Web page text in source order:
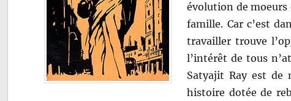
évolution de moeurs
famille. Car c’est
travailler trouve
l’intérêt de tous
Satyajit Ray est de
histoire dotée de